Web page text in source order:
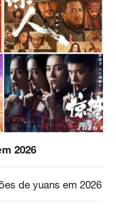
2026
de yuans em 2026